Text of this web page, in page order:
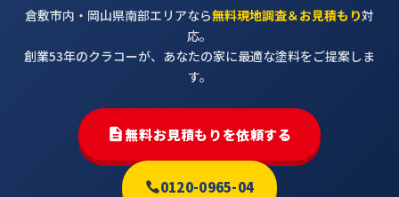
倉敷市内・岡山県南部エリアなら無料現地調査＆お見積もり対
応。
創業53年のクラコーが、あなたの家に最適な塗料をご提案しま
す。
無料お見積もりを依頼する
0120-0965-04